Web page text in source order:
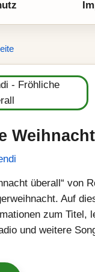
überall“ von
Auf
zum Titel,
und weitere